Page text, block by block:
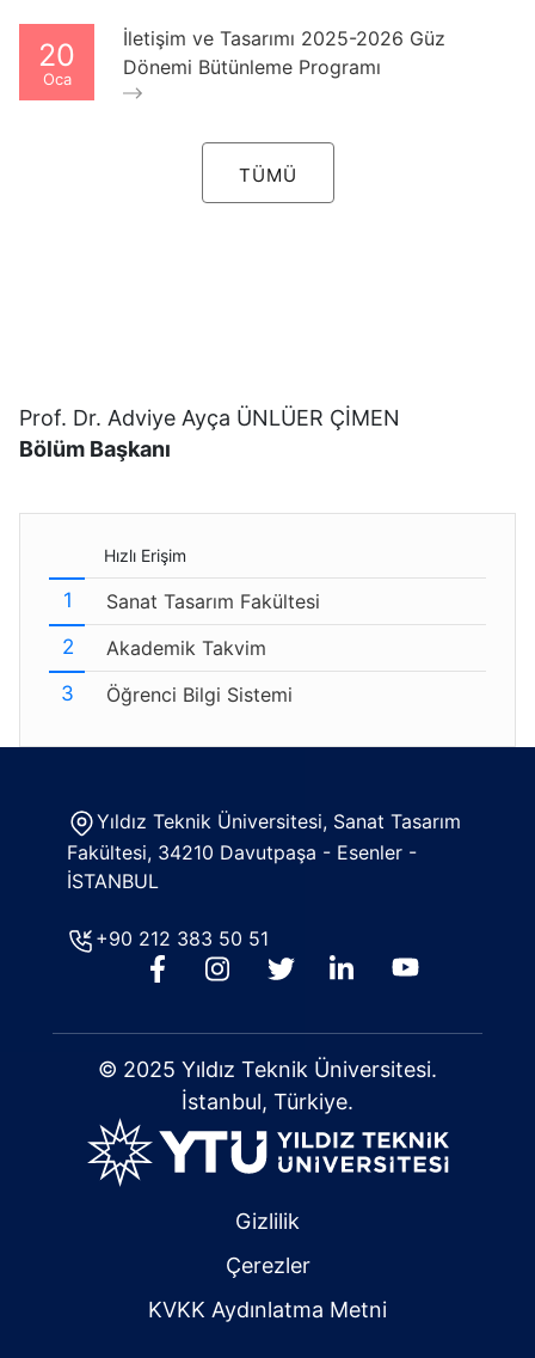
20
Oca
İletişim ve Tasarımı 2025-2026 Güz
Dönemi Bütünleme Programı
TÜMÜ
Prof. Dr. Adviye Ayça ÜNLÜER ÇİMEN
Bölüm Başkanı
Hızlı Erişim
Sanat Tasarım Fakültesi
Akademik Takvim
Öğrenci Bilgi Sistemi
Yıldız Teknik Üniversitesi, Sanat Tasarım
Fakültesi, 34210 Davutpaşa - Esenler -
İSTANBUL
+90 212 383 50 51
© 2025 Yıldız Teknik Üniversitesi.
İstanbul, Türkiye.
Gizlilik
Çerezler
KVKK Aydınlatma Metni